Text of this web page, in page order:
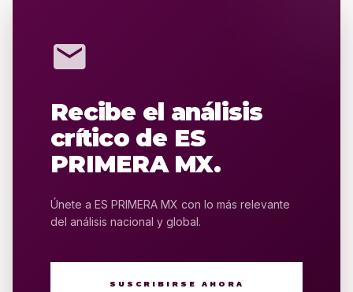
mail
Recibe el análisis
crítico de ES
PRIMERA MX.
Únete a ES PRIMERA MX con lo más relevante
del análisis nacional y global.
SUSCRIBIRSE AHORA